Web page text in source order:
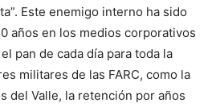
Este enemigo interno ha sido
años en los medios corporativos
pan de cada día para toda la
militares de las FARC, como la
del Valle, la retención por años